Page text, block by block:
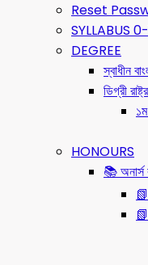
Reset
SYLLABUS
DEGREE
স্বাধীন
ডিগ্রী
HONOURS
📚 অনার্স